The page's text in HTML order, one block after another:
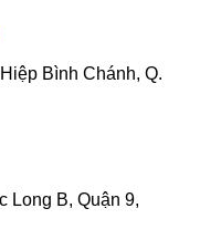
Bình Chánh, Q.
Long B, Quận 9,